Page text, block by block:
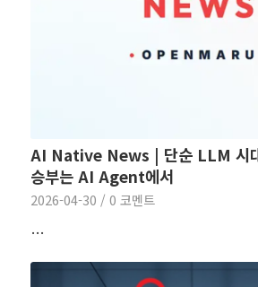
AI Native News | 단순 LLM 시
승부는 AI Agent에서
2026-04-30 / 0 코멘트
…